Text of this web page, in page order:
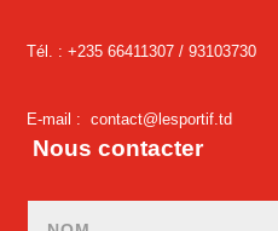
Tél. : +235 66411307 /93103730
E-mail :contact@lesportif.td
Nous contacter